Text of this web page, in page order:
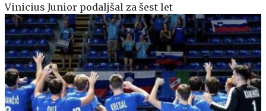
Vinicius Junior podaljšal za šest let